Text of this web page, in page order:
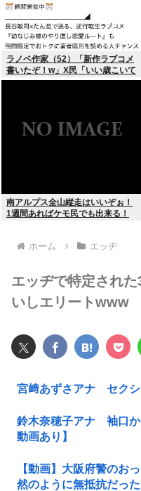
ラノベ作家（52）「新作ラブコメ
書いたぞ！w」X民「いい歳こいて
ラブコメ（笑）恥ずかしくない
南アルプス全山縦走はいいぞぉ！
1週間あればケモ民でも出来る！
ホーム エッヂ
エッヂで特定され
いしエリートwww
宮﨑あずさアナ セクシ
鈴木奈穂子アナ 袖口か
動画あり】
【動画】大阪府警のお
然のように無抵抗だっ